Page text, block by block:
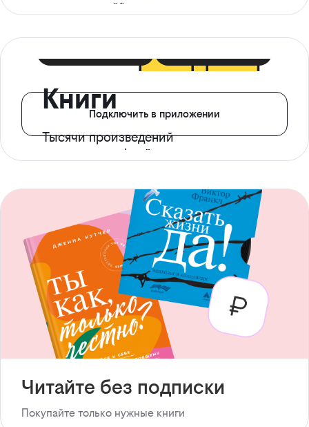
ограничений*
Книги
Тысячи произведений
с доступом офлайн
Подключить в приложении
Читайте без подписки
Покупайте только нужные книги